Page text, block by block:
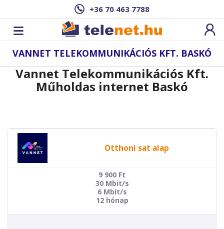
+36 70 463 7788
VANNET TELEKOMMUNIKÁCIÓS KFT. BASKÓ
Vannet Telekommunikációs Kft.
Műholdas internet Baskó
Otthoni sat alap
9 900 Ft
30 Mbit/s
6 Mbit/s
12 hónap